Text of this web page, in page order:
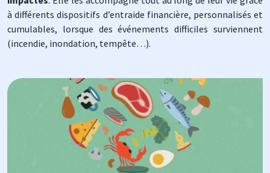
à différents dispositifs d’entraide financière, personnalisés et
cumulables, lorsque des événements difficiles surviennent
(incendie, inondation, tempête…).
Image